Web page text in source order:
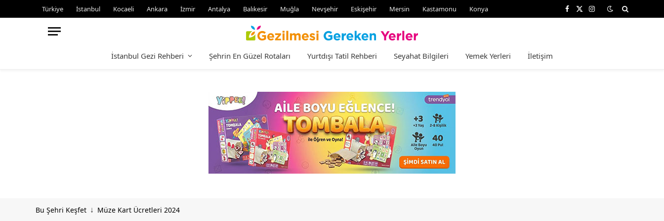
Türkiye İstanbul Kocaeli Ankara İzmir Antalya Balıkesir Muğla Nevşehir Eskişehir Mersin Kastamonu Konya Facebook
X
Instagram
İstanbul Gezi Rehberi Şehrin En Güzel Rotaları Yurtdışı Tatil Rehberi Seyahat Bilgileri Yemek Yerleri İletişim
Bu Şehri Keşfet ↓ Müze Kart Ücretleri 2024